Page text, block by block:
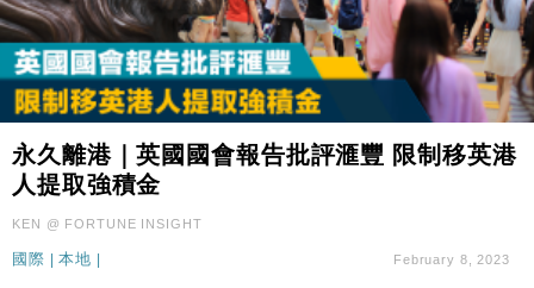
永久離港｜英國國會報告批評滙豐 限制移英港
人提取強積金
KEN @ FORTUNE INSIGHT
國際 |本地 February 8, 2023